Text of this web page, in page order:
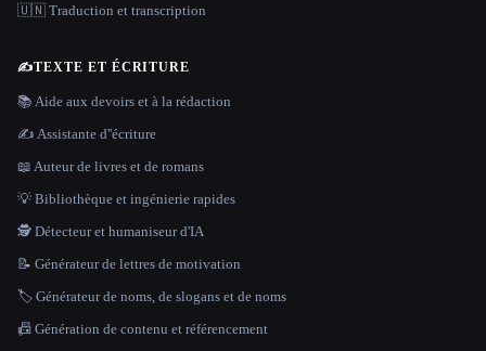
🇺🇳 Traduction et transcription
✍️TEXTE ET ÉCRITURE
📚 Aide aux devoirs et à la rédaction
✍️ Assistante d''écriture
📖 Auteur de livres et de romans
💡 Bibliothèque et ingénierie rapides
🕵️ Détecteur et humaniseur d'IA
📝 Générateur de lettres de motivation
🏷️ Générateur de noms, de slogans et de noms
📠 Génération de contenu et référencement